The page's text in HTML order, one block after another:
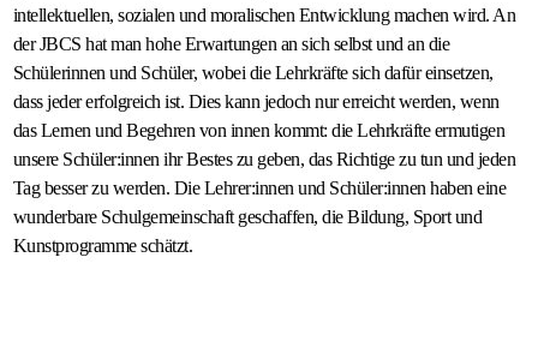
Preise
Gastfamilie
werden
intellektuellen, sozialen und moralischen Entwicklung machen wird. An
der JBCS hat man hohe Erwartungen an sich selbst und an die
Schülerinnen und Schüler, wobei die Lehrkräfte sich dafür einsetzen,
dass jeder erfolgreich ist. Dies kann jedoch nur erreicht werden, wenn
das Lernen und Begehren von innen kommt: die Lehrkräfte ermutigen
unsere Schüler:innen ihr Bestes zu geben, das Richtige zu tun und jeden
Tag besser zu werden. Die Lehrer:innen und Schüler:innen haben eine
wunderbare Schulgemeinschaft geschaffen, die Bildung, Sport und
Kunstprogramme schätzt.